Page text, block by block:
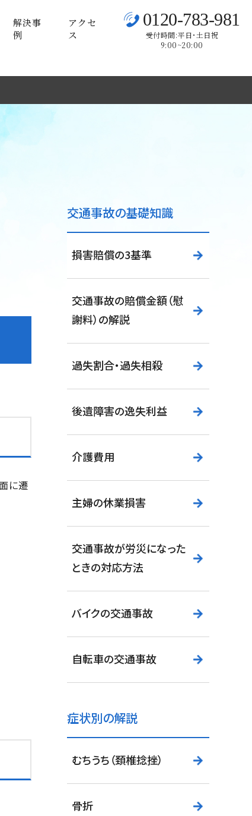
解決事
例
アクセ
ス
0120-783-981
受付時間:平日･土日祝
9:00~20:00
に遷
交通事故の基礎知識
損害賠償の3基準
交通事故の賠償金額（慰
謝料）の解説
過失割合・過失相殺
後遺障害の逸失利益
介護費用
主婦の休業損害
交通事故が労災になった
ときの対応方法
バイクの交通事故
自転車の交通事故
症状別の解説
むちうち（頚椎捻挫）
骨折